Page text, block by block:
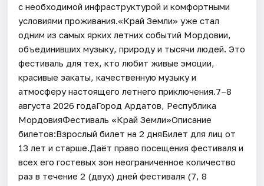
с необходимой инфраструктурой и комфортными
условиями проживания.«Край Земли» уже стал
одним из самых ярких летних событий Мордовии,
объединивших музыку, природу и тысячи людей. Это
фестиваль для тех, кто любит живые эмоции,
красивые закаты, качественную музыку и
атмосферу настоящего летнего приключения.7–8
августа 2026 годаГород Ардатов, Республика
МордовияФестиваль «Край Земли»Описание
билетов:Взрослый билет на 2 дняБилет для лиц от
13 лет и старше.Даёт право посещения фестиваля и
всех его гостевых зон неограниченное количество
раз в течение 2 (двух) дней фестиваля (7, 8